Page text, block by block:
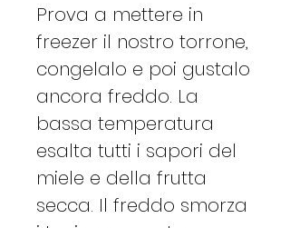
Prova a mettere in
freezer il nostro torrone,
congelalo e poi gustalo
ancora freddo. La
bassa temperatura
esalta tutti i sapori del
miele e della frutta
secca. Il freddo smorza